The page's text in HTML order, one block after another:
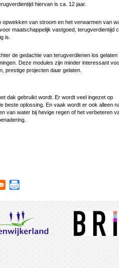
hiervan is ca. 12 jaar.
van stroom en het verwarmen van
maatschappelijk vastgoed, terugverdientijd
is.
de gedachte van terugverdienen los gelaten
Deze modules zijn minder interessant
prestige projecten daar gelaten.
dak gebruikt wordt. Er wordt veel ingezet op
beste oplossing. En vaak wordt er ook alleen
van water bij hevige regen of het verbeteren